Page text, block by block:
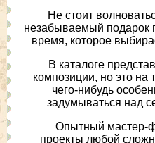
Не стоит
незабываемый подарок
время, которое
В каталоге
композиции, но это на
чего-нибудь
задумываться над
Опытный мастер-
проекты любой